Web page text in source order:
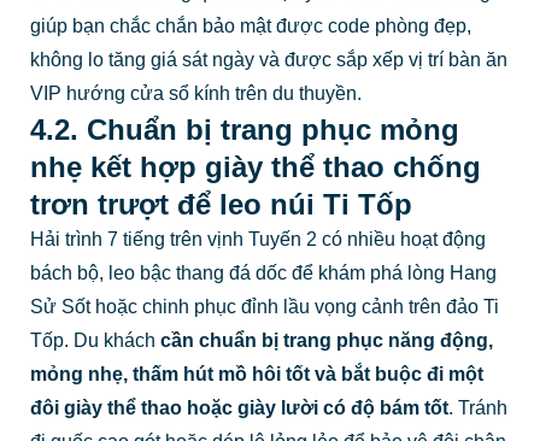
giúp bạn chắc chắn bảo mật được code phòng đẹp,
không lo tăng giá sát ngày và được sắp xếp vị trí bàn ăn
VIP hướng cửa sổ kính trên du thuyền.
4.2. Chuẩn bị trang phục mỏng
nhẹ kết hợp giày thể thao chống
trơn trượt để leo núi Ti Tốp
Hải trình 7 tiếng trên vịnh Tuyến 2 có nhiều hoạt động
bách bộ, leo bậc thang đá dốc để khám phá lòng Hang
Sử Sốt hoặc chinh phục đỉnh lầu vọng cảnh trên đảo Ti
Tốp. Du khách cần chuẩn bị trang phục năng động,
mỏng nhẹ, thấm hút mồ hôi tốt và bắt buộc đi một
đôi giày thể thao hoặc giày lười có độ bám tốt. Tránh